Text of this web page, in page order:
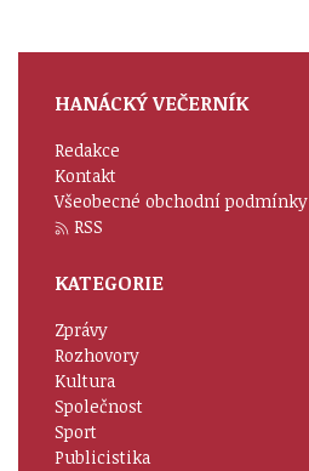
HANÁCKÝ VEČERNÍK
Redakce
Kontakt
Všeobecné obchodní podmínky
RSS
KATEGORIE
Zprávy
Rozhovory
Kultura
Společnost
Sport
Publicistika